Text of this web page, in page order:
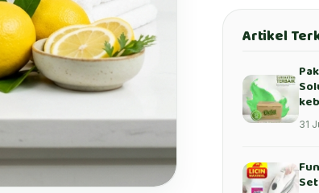
Artikel
31